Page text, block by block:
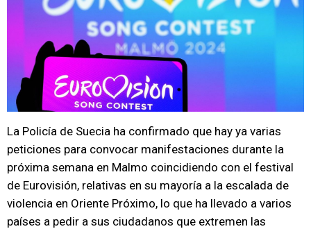
La Policía de Suecia ha confirmado que hay ya varias
peticiones para convocar manifestaciones durante la
próxima semana en Malmo coincidiendo con el festival
de Eurovisión, relativas en su mayoría a la escalada de
violencia en Oriente Próximo, lo que ha llevado a varios
países a pedir a sus ciudadanos que extremen las